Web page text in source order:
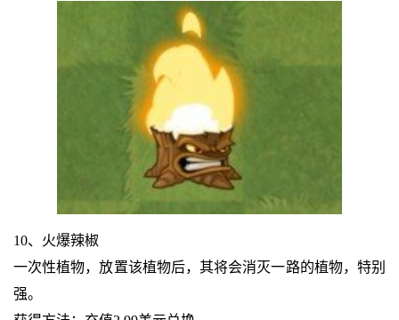
10、火爆辣椒
一次性植物，放置该植物后，其将会消灭一路的植物，特别
强。